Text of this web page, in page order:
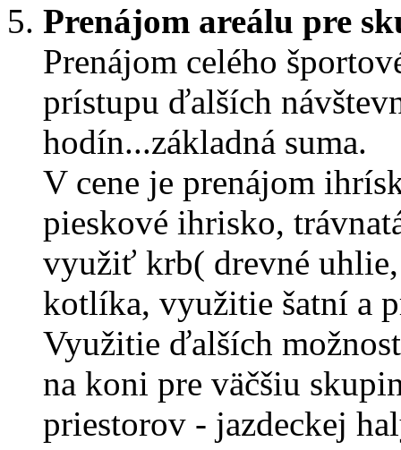
Prenájom areálu pre
Prenájom celého
prístupu ďalších
hodín...základná suma.
V cene je prenájom
pieskové ihrisko,
využiť krb( drevné
kotlíka, využitie šatní a
Využitie ďalších
na koni pre väčšiu
priestorov - jazdeckej